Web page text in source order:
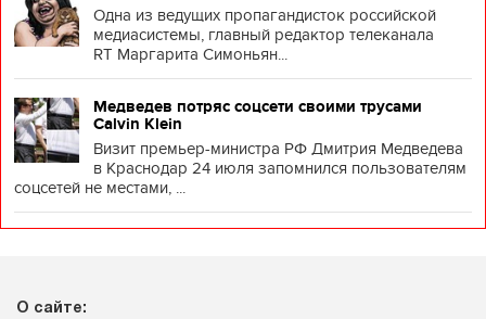
Одна из ведущих пропагандисток российской
медиасистемы, главный редактор телеканала
RT Маргарита Симоньян...
Медведев потряс соцсети своими трусами
Calvin Klein
Визит премьер-министра РФ Дмитрия Медведева
в Краснодар 24 июля запомнился пользователям
соцсетей не местами, ...
О сайте: